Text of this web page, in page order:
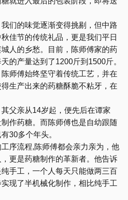
们的味觉逐渐变得挑剔，但中路
佳节的传统礼品，更是我们平日
人的乡愁。目前，陈师傅家的药
的产量达到了1200斤到1500斤。
师傅始终坚守着传统工艺，并在
生产出来的药糖酥脆不粘牙，在
父亲从14岁起，便先后在谭家
作药糖。而陈师傅也是自幼跟随
30多个年头。
序流程,陈师傅都会亲力亲为，他
更是药糖制作的革新者。他告诉
手工，一个人每天只能做两三百
现了半机械化制作，相比纯手工